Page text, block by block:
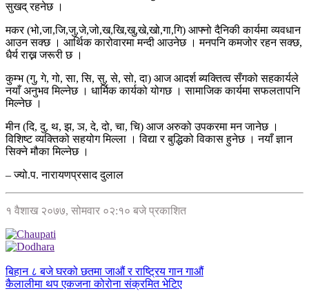
सुखद् रहनेछ ।
मकर (भो,जा,जि,जु,जे,जो,ख,खि,खु,खे,खो,गा,गि) आफ्नो दैनिकी कार्यमा व्यवधान
आउन सक्छ । आर्थिक कारोवारमा मन्दी आउनेछ । मनपनि कमजोर रहन सक्छ,
धैर्य राख्न जरूरी छ ।
कुम्भ (गु, गे, गो, सा, सि, सु, से, सो, दा) आज आदर्श ब्यक्तित्व सँगको सहकार्यले
नयाँ अनुभव मिल्नेछ । धार्मिक कार्यको योगछ । सामाजिक कार्यमा सफलतापनि
मिल्नेछ ।
मीन (दि, दु, थ, झ, ञ, दे, दो, चा, चि) आज अरुको उपकरमा मन जानेछ ।
विशिष्ट व्यक्तिको सहयोग मिल्ला । विद्या र बुद्धिको विकास हुनेछ । नयाँ ज्ञान
सिक्ने मौका मिल्नेछ ।
– ज्यो.प. नारायणप्रसाद दुलाल
१ वैशाख २०७७, सोमवार ०२:१० बजे प्रकाशित
बिहान ८ बजे घरको छतमा जाऔं र राष्ट्रिय गान गाऔं
कैलालीमा थप एकजना कोरोना संक्रमित भेटिए